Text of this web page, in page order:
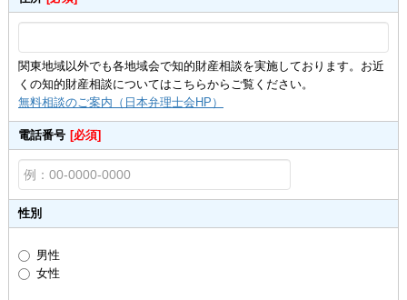
関東地域以外でも各地域会で知的財産相談を実施しております。お近
くの知的財産相談についてはこちらからご覧ください。
無料相談のご案内（日本弁理士会HP）
電話番号 [必須]
性別
男性
女性